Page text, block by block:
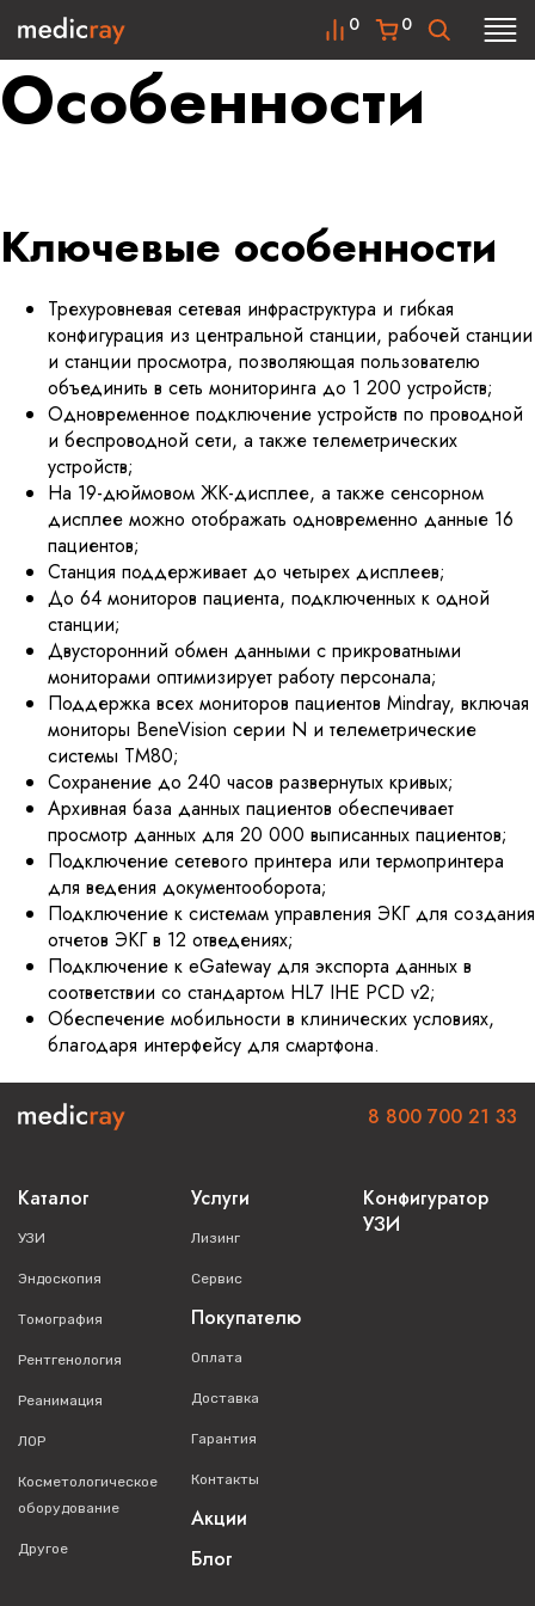
0
0
Особенности
Ключевые особенности
Трехуровневая сетевая инфраструктура и гибкая
конфигурация из центральной станции, рабочей станции
и станции просмотра, позволяющая пользователю
объединить в сеть мониторинга до 1 200 устройств;
Одновременное подключение устройств по проводной
и беспроводной сети, а также телеметрических
устройств;
На 19-дюймовом ЖК-дисплее, а также сенсорном
дисплее можно отображать одновременно данные 16
пациентов;
Станция поддерживает до четырех дисплеев;
До 64 мониторов пациента, подключенных к одной
станции;
Двусторонний обмен данными с прикроватными
мониторами оптимизирует работу персонала;
Поддержка всех мониторов пациентов Mindray, включая
мониторы BeneVision серии N и телеметрические
системы TM80;
Сохранение до 240 часов развернутых кривых;
Архивная база данных пациентов обеспечивает
просмотр данных для 20 000 выписанных пациентов;
Подключение сетевого принтера или термопринтера
для ведения документооборота;
Подключение к системам управления ЭКГ для создания
отчетов ЭКГ в 12 отведениях;
Подключение к eGateway для экспорта данных в
соответствии со стандартом HL7 IHE PCD v2;
Обеспечение мобильности в клинических условиях,
благодаря интерфейсу для смартфона.
Каталог
УЗИ
Эндоскопия
Томография
Рентгенология
Реанимация
ЛОР
Косметологическое
оборудование
Другое
Услуги
Лизинг
Сервис
Покупателю
Оплата
Доставка
Гарантия
Контакты
Акции
Блог
Конфигуратор
УЗИ
8 800 700 21 33